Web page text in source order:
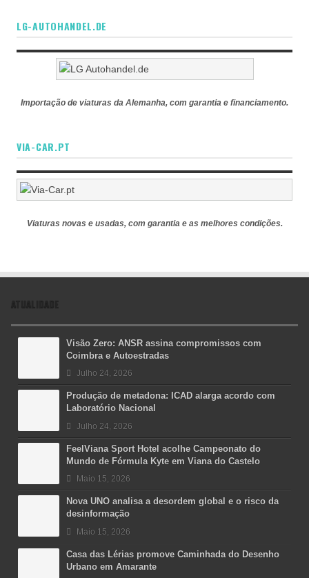
LG-AUTOHANDEL.DE
Importação de viaturas da Alemanha, com garantia e financiamento.
VIA-CAR.PT
Viaturas novas e usadas, com garantia e as melhores condições.
ATUALIDADE
Visão Zero: ANSR assina compromissos com
Coimbra e Autoestradas
Julho 24, 2026
Produção de metadona: ICAD alarga acordo com
Laboratório Nacional
Julho 24, 2026
FeelViana Sport Hotel acolhe Campeonato do
Mundo de Fórmula Kyte em Viana do Castelo
Maio 15, 2026
Nova UNO analisa a desordem global e o risco da
desinformação
Maio 15, 2026
Casa das Lérias promove Caminhada do Desenho
Urbano em Amarante